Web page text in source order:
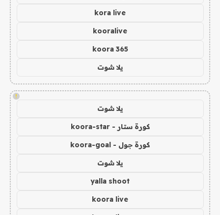
kora live
kooralive
koora 365
يلا شوت
!
يلا شوت
كورة ستار - koora-star
كورة جول - koora-goal
يلا شوت
yalla shoot
koora live